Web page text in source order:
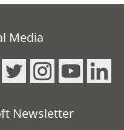
Media
Newsletter